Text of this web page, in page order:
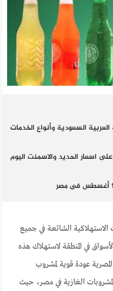
السعودية وأنواع الخدمات
اسعار الحديد والاسمنت اليوم
الاستهلاكية الشائعة في جميع
في المنطقة لاستهلاك هذه
عودة قوية لمشروب
الغازية في مصر، حيث